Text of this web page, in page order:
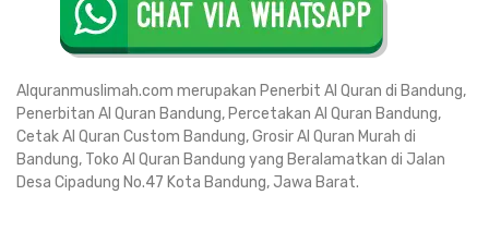
Alquranmuslimah.com merupakan Penerbit Al Quran di Bandung,
Penerbitan Al Quran Bandung, Percetakan Al Quran Bandung,
Cetak Al Quran Custom Bandung, Grosir Al Quran Murah di
Bandung, Toko Al Quran Bandung yang Beralamatkan di Jalan
Desa Cipadung No.47 Kota Bandung, Jawa Barat.